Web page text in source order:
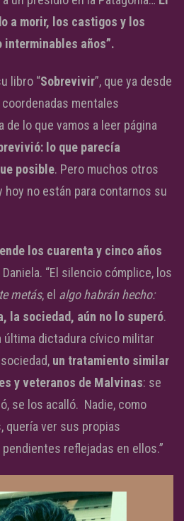
a morir, los castigos y los
interminables años”.
libro “Sobrevivir”, que ya desde
mentales
lo que vamos a leer página
lo que parecía
posible. Pero muchos otros
hoy no están para contarnos su
los cuarenta y cinco años
Daniela. “El silencio cómplice, los
metás, el algo habrán hecho:
la sociedad, aún no lo superó.
dictadura cívico militar
un tratamiento similar
y veteranos de Malvinas: se
se los acalló. Nadie, como
quería ver sus propias
reflejadas en ellos.”